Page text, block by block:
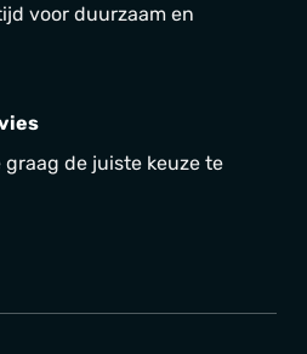
voor duurzaam en
graag de juiste keuze te